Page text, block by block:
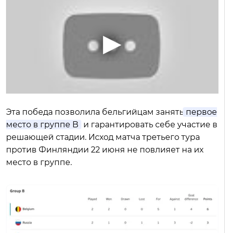
Эта победа позволила бельгийцам занять первое
место в группе B и гарантировать себе участие в
решающей стадии. Исход матча третьего тура
против Финляндии 22 июня не повлияет на их
место в группе.